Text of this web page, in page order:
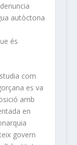
autòctona
és
com
es va
amb
en
govern